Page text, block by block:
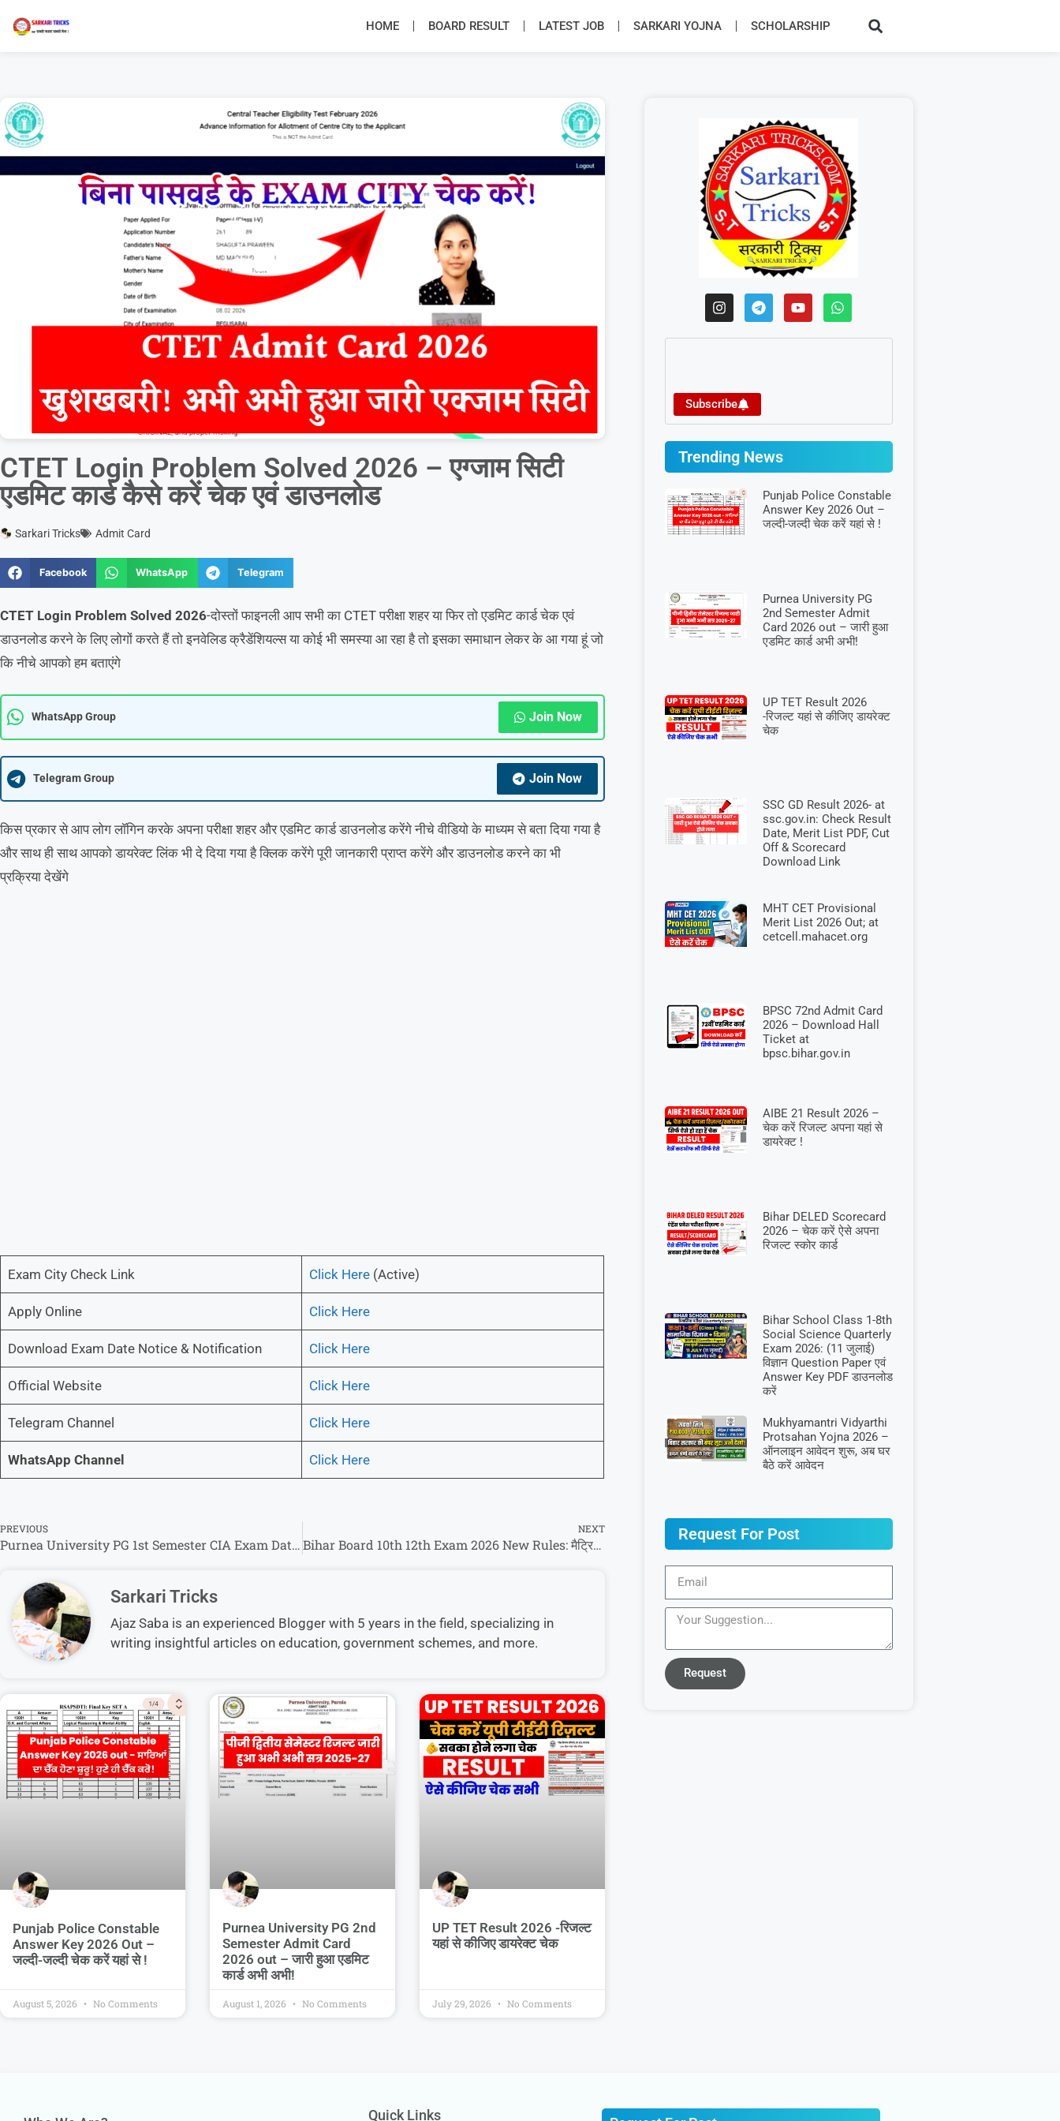
HOME BOARD RESULT LATEST JOB SARKARI YOJNA SCHOLARSHIP
CTET Login Problem Solved 2026 – एग्जाम सिटी
एडमिट कार्ड कैसे करें चेक एवं डाउनलोड
Sarkari Tricks Admit Card
Facebook WhatsApp Telegram
CTET Login Problem Solved 2026-दोस्तों फाइनली आप सभी का CTET परीक्षा शहर या फिर तो एडमिट कार्ड चेक एवं
डाउनलोड करने के लिए लोगों करते हैं तो इनवेलिड क्रैडेंशियल्स या कोई भी समस्या आ रहा है तो इसका समाधान लेकर के आ गया हूं जो
कि नीचे आपको हम बताएंगे
WhatsApp Group Join Now
Telegram Group Join Now
किस प्रकार से आप लोग लॉगिन करके अपना परीक्षा शहर और एडमिट कार्ड डाउनलोड करेंगे नीचे वीडियो के माध्यम से बता दिया गया है
और साथ ही साथ आपको डायरेक्ट लिंक भी दे दिया गया है क्लिक करेंगे पूरी जानकारी प्राप्त करेंगे और डाउनलोड करने का भी
प्रक्रिया देखेंगे
Exam City Check Link Click Here(Active)
Apply Online Click Here
Download Exam Date Notice & Notification Click Here
Official Website Click Here
Telegram Channel Click Here
WhatsApp Channel Click Here
PREVIOUS
Purnea University PG 1st Semester CIA Exam Date 2026 – कॉलेज वाइज परीक्षा शेड्यूल देखें आंतरिक परीक्षा का !
NEXT
Bihar Board 10th 12th Exam 2026 New Rules: मैट्रिक और इंटर वार्षिक परीक्षा 2026 में 5 बड़ें बदलाव
Sarkari Tricks
Ajaz Saba is an experienced Blogger with 5 years in the field, specializing in
writing insightful articles on education, government schemes, and more.
Punjab Police Constable
Answer Key 2026 Out –
जल्दी-जल्दी चेक करें यहां से !
August 5, 2026 No Comments
Purnea University PG 2nd
Semester Admit Card
2026 out – जारी हुआ एडमिट
कार्ड अभी अभी!
August 1, 2026 No Comments
UP TET Result 2026 -रिजल्ट
यहां से कीजिए डायरेक्ट चेक
July 29, 2026 No Comments
Subscribe
Trending News
Punjab Police Constable
Answer Key 2026 Out –
जल्दी-जल्दी चेक करें यहां से !
Purnea University PG
2nd Semester Admit
Card 2026 out – जारी हुआ
एडमिट कार्ड अभी अभी!
UP TET Result 2026
-रिजल्ट यहां से कीजिए डायरेक्ट
चेक
SSC GD Result 2026- at
ssc.gov.in: Check Result
Date, Merit List PDF, Cut
Off & Scorecard
Download Link
MHT CET Provisional
Merit List 2026 Out; at
cetcell.mahacet.org
BPSC 72nd Admit Card
2026 – Download Hall
Ticket at
bpsc.bihar.gov.in
AIBE 21 Result 2026 –
चेक करें रिजल्ट अपना यहां से
डायरेक्ट !
Bihar DELED Scorecard
2026 – चेक करें ऐसे अपना
रिजल्ट स्कोर कार्ड
Bihar School Class 1-8th
Social Science Quarterly
Exam 2026: (11 जुलाई)
विज्ञान Question Paper एवं
Answer Key PDF डाउनलोड
करें
Mukhyamantri Vidyarthi
Protsahan Yojna 2026 –
ऑनलाइन आवेदन शुरू, अब घर
बैठे करें आवेदन
Request For Post
Request
Quick Links